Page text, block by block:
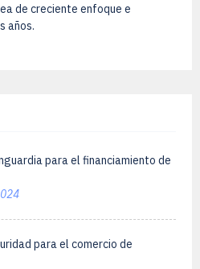
de creciente enfoque e
años.
para el financiamiento de
para el comercio de